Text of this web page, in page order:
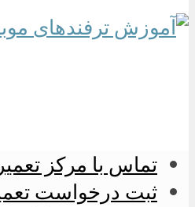
تماس با مرکز
ثبت درخواست